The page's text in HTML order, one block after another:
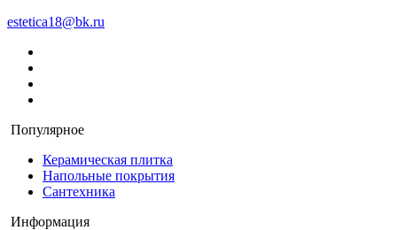
estetica18@bk.ru
Популярное
Керамическая плитка
Напольные покрытия
Сантехника
Информация